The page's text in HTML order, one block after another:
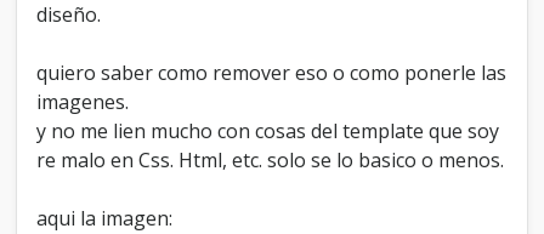
(
)
diseño.
quiero saber como remover eso o como ponerle las
imagenes.
y no me lien mucho con cosas del template que soy
re malo en Css. Html, etc. solo se lo basico o menos.
aqui la imagen: